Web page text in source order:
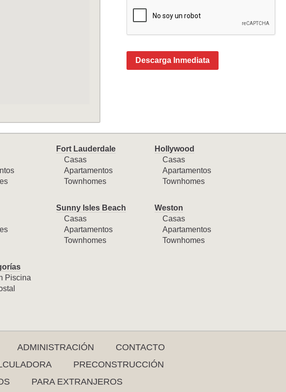
Descarga Inmediata
Fort Lauderdale
Casas
Apartamentos
Townhomes
Hollywood
Casas
Apartamentos
Townhomes
Sunny Isles Beach
Casas
Apartamentos
Townhomes
Weston
Casas
Apartamentos
Townhomes
Piscina
ADMINISTRACIÓN
CONTACTO
PRECONSTRUCCIÓN
PARA EXTRANJEROS